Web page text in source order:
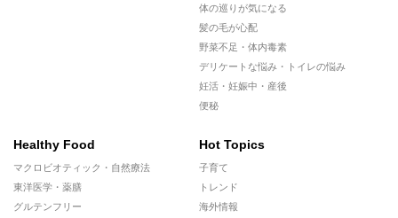
体の巡りが気になる
髪の毛が心配
野菜不足・体内毒素
デリケートな悩み・トイレの悩み
妊活・妊娠中・産後
便秘
Healthy Food
マクロビオティック・自然療法
東洋医学・薬膳
グルテンフリー
Hot Topics
子育て
トレンド
海外情報